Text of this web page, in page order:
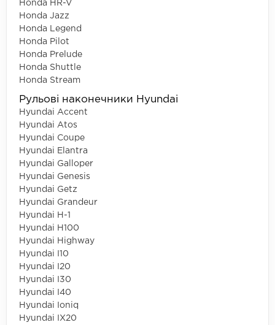
Honda HR-V
Honda Jazz
Honda Legend
Honda Pilot
Honda Prelude
Honda Shuttle
Honda Stream
Рульові наконечники Hyundai
Hyundai Accent
Hyundai Atos
Hyundai Coupe
Hyundai Elantra
Hyundai Galloper
Hyundai Genesis
Hyundai Getz
Hyundai Grandeur
Hyundai H-1
Hyundai H100
Hyundai Highway
Hyundai I10
Hyundai I20
Hyundai I30
Hyundai I40
Hyundai Ioniq
Hyundai IX20